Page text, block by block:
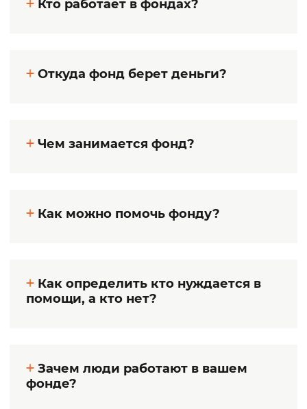
Кто работает в фондах?
Откуда фонд берет деньги?
Чем занимается фонд?
Как можно помочь фонду?
Как определить кто нуждается в
помощи, а кто нет?
Зачем люди работают в вашем
фонде?